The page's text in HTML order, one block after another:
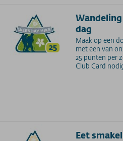
25
dag
Maak op een
met een van
25 punten per
Club Card
Eet